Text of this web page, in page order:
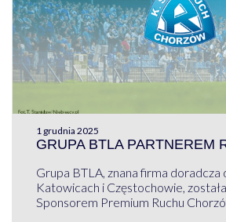
1 grudnia 2025
GRUPA BTLA PARTNEREM
Grupa BTLA, znana firma doradcza
Katowicach i Częstochowie,
Sponsorem Premium Ruchu